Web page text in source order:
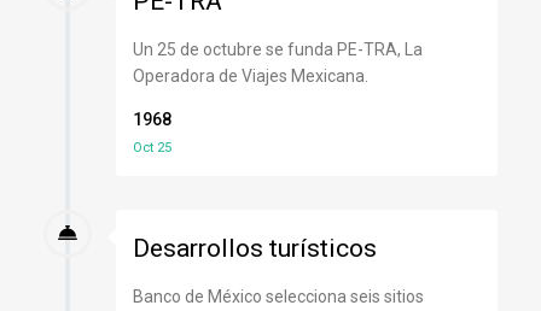
Un 25 de octubre se funda PE-TRA, La
Operadora de Viajes Mexicana.
1968
Oct 25
Desarrollos turísticos
Banco de México selecciona seis sitios